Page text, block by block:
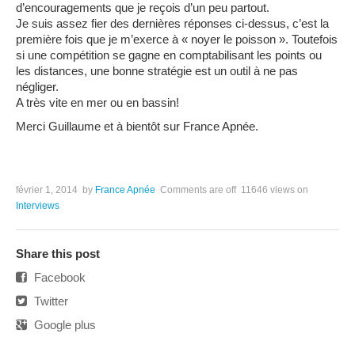
d’encouragements que je reçois d’un peu partout.
Je suis assez fier des dernières réponses ci-dessus, c’est la
première fois que je m’exerce à « noyer le poisson ». Toutefois
si une compétition se gagne en comptabilisant les points ou
les distances, une bonne stratégie est un outil à ne pas
négliger.
A très vite en mer ou en bassin!
Merci Guillaume et à bientôt sur France Apnée.
février 1, 2014 by France Apnée Comments are off 11646 views on
Interviews
Share this post
Facebook
Twitter
Google plus